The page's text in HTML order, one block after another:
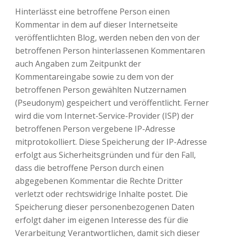
Hinterlässt eine betroffene Person einen
Kommentar in dem auf dieser Internetseite
veröffentlichten Blog, werden neben den von der
betroffenen Person hinterlassenen Kommentaren
auch Angaben zum Zeitpunkt der
Kommentareingabe sowie zu dem von der
betroffenen Person gewählten Nutzernamen
(Pseudonym) gespeichert und veröffentlicht. Ferner
wird die vom Internet-Service-Provider (ISP) der
betroffenen Person vergebene IP-Adresse
mitprotokolliert. Diese Speicherung der IP-Adresse
erfolgt aus Sicherheitsgründen und für den Fall,
dass die betroffene Person durch einen
abgegebenen Kommentar die Rechte Dritter
verletzt oder rechtswidrige Inhalte postet. Die
Speicherung dieser personenbezogenen Daten
erfolgt daher im eigenen Interesse des für die
Verarbeitung Verantwortlichen, damit sich dieser